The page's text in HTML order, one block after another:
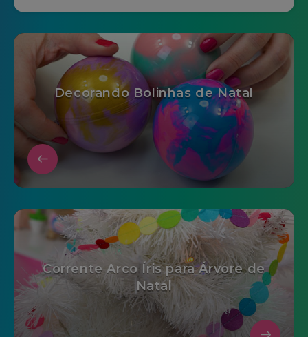
Decorando Bolinhas de Natal
Corrente Arco Íris para Árvore de
Natal